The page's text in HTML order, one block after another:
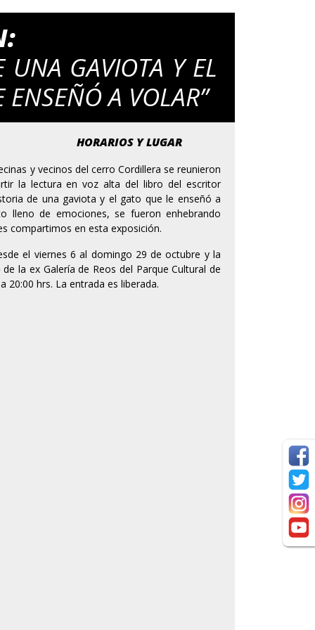
UNA GAVIOTA Y EL
ENSEÑÓ A VOLAR”
HORARIOS Y LUGAR
y vecinos del cerro Cordillera se reunieron
la lectura en voz alta del libro del escritor
de una gaviota y el gato que le enseñó a
lleno de emociones, se fueron enhebrando
compartimos en esta exposición.
el viernes 6 al domingo 29 de octubre y la
la ex Galería de Reos del Parque Cultural de
20:00 hrs. La entrada es liberada.